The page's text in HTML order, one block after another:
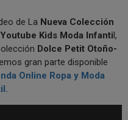
de La Nueva Colección
Youtube Kids Moda Infantil,
Dolce Petit Otoño-
gran parte disponible
Online Ropa y Moda